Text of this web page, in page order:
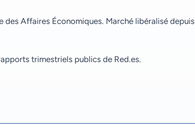
des Affaires Économiques. Marché libéralisé depuis
trimestriels publics de Red.es.